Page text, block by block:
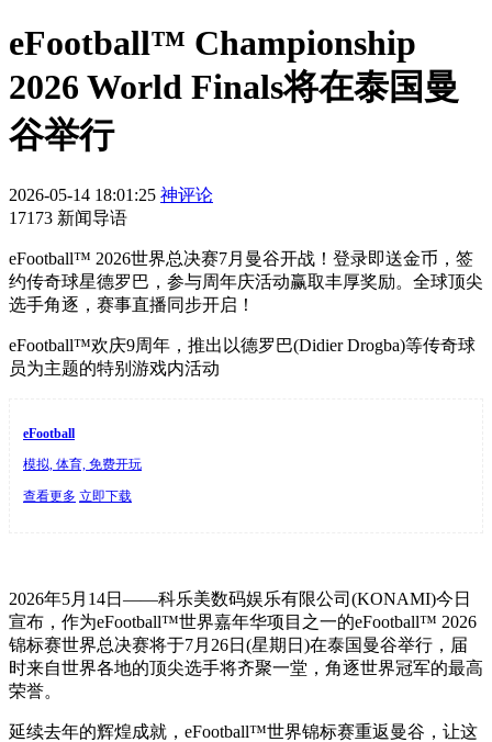
eFootball™ Championship
2026 World Finals将在泰国曼
谷举行
2026-05-14 18:01:25 神评论
17173 新闻导语
eFootball™ 2026世界总决赛7月曼谷开战！登录即送金币，签
约传奇球星德罗巴，参与周年庆活动赢取丰厚奖励。全球顶尖
选手角逐，赛事直播同步开启！
eFootball™欢庆9周年，推出以德罗巴(Didier Drogba)等传奇球
员为主题的特别游戏内活动
eFootball
模拟, 体育, 免费开玩
查看更多 立即下载
2026年5月14日——科乐美数码娱乐有限公司(KONAMI)今日
宣布，作为eFootball™世界嘉年华项目之一的eFootball™ 2026
锦标赛世界总决赛将于7月26日(星期日)在泰国曼谷举行，届
时来自世界各地的顶尖选手将齐聚一堂，角逐世界冠军的最高
荣誉。
延续去年的辉煌成就，eFootball™世界锦标赛重返曼谷，让这